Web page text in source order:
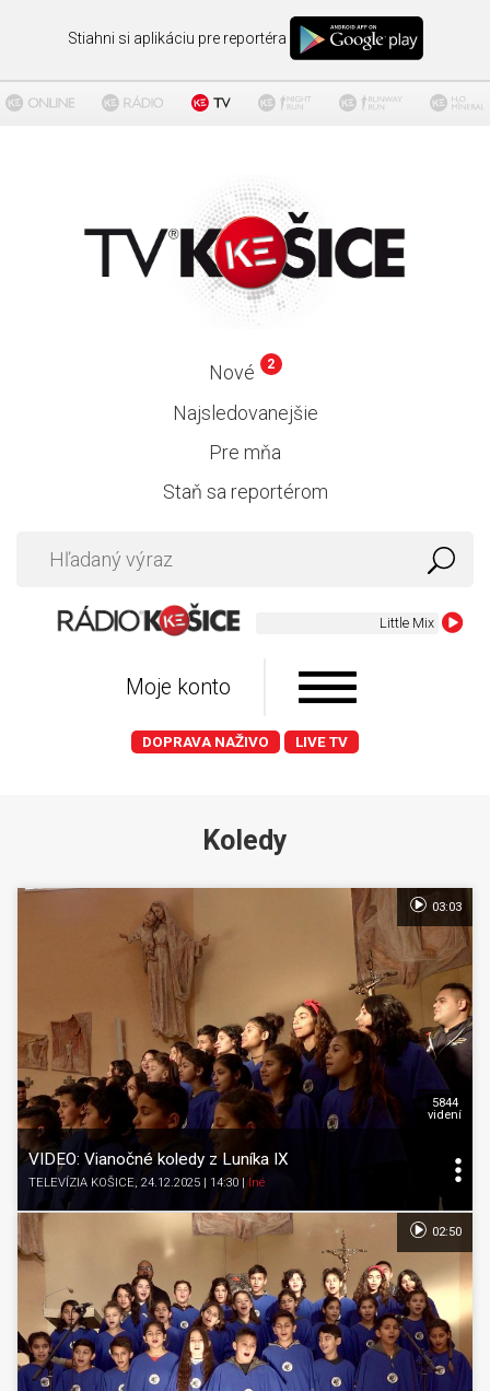
Stiahni si aplikáciu pre reportéra
Nové 2
Najsledovanejšie
Pre mňa
Staň sa reportérom
Little Mix - Break Up
Moje konto
DOPRAVA NAŽIVO LIVE TV
Koledy
VIDEO: Vianočné koledy z Luníka IX
TELEVÍZIA KOŠICE, 24.12.2025 | 14:30 Iné
5844
videní
03:03
02:50